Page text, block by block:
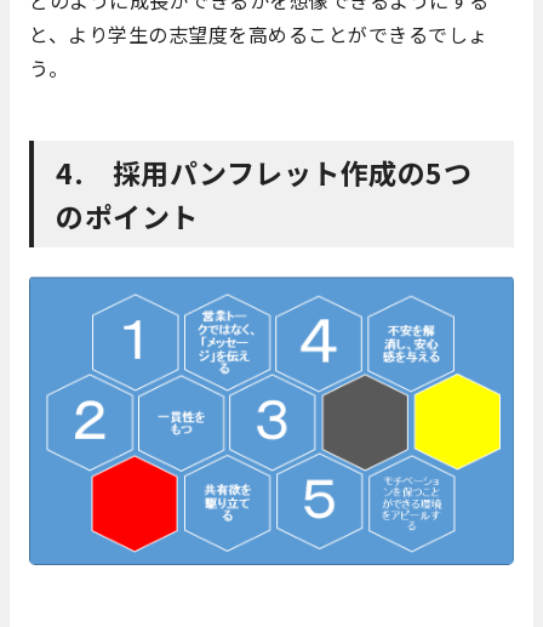
と、より学生の志望度を高めることができるでしょ
う。
4. 採用パンフレット作成の5つ
のポイント